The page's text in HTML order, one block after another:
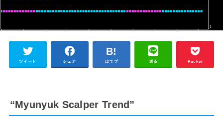
ツイート シェア はてブ 送る Pocket
“Myunyuk Scalper Trend”